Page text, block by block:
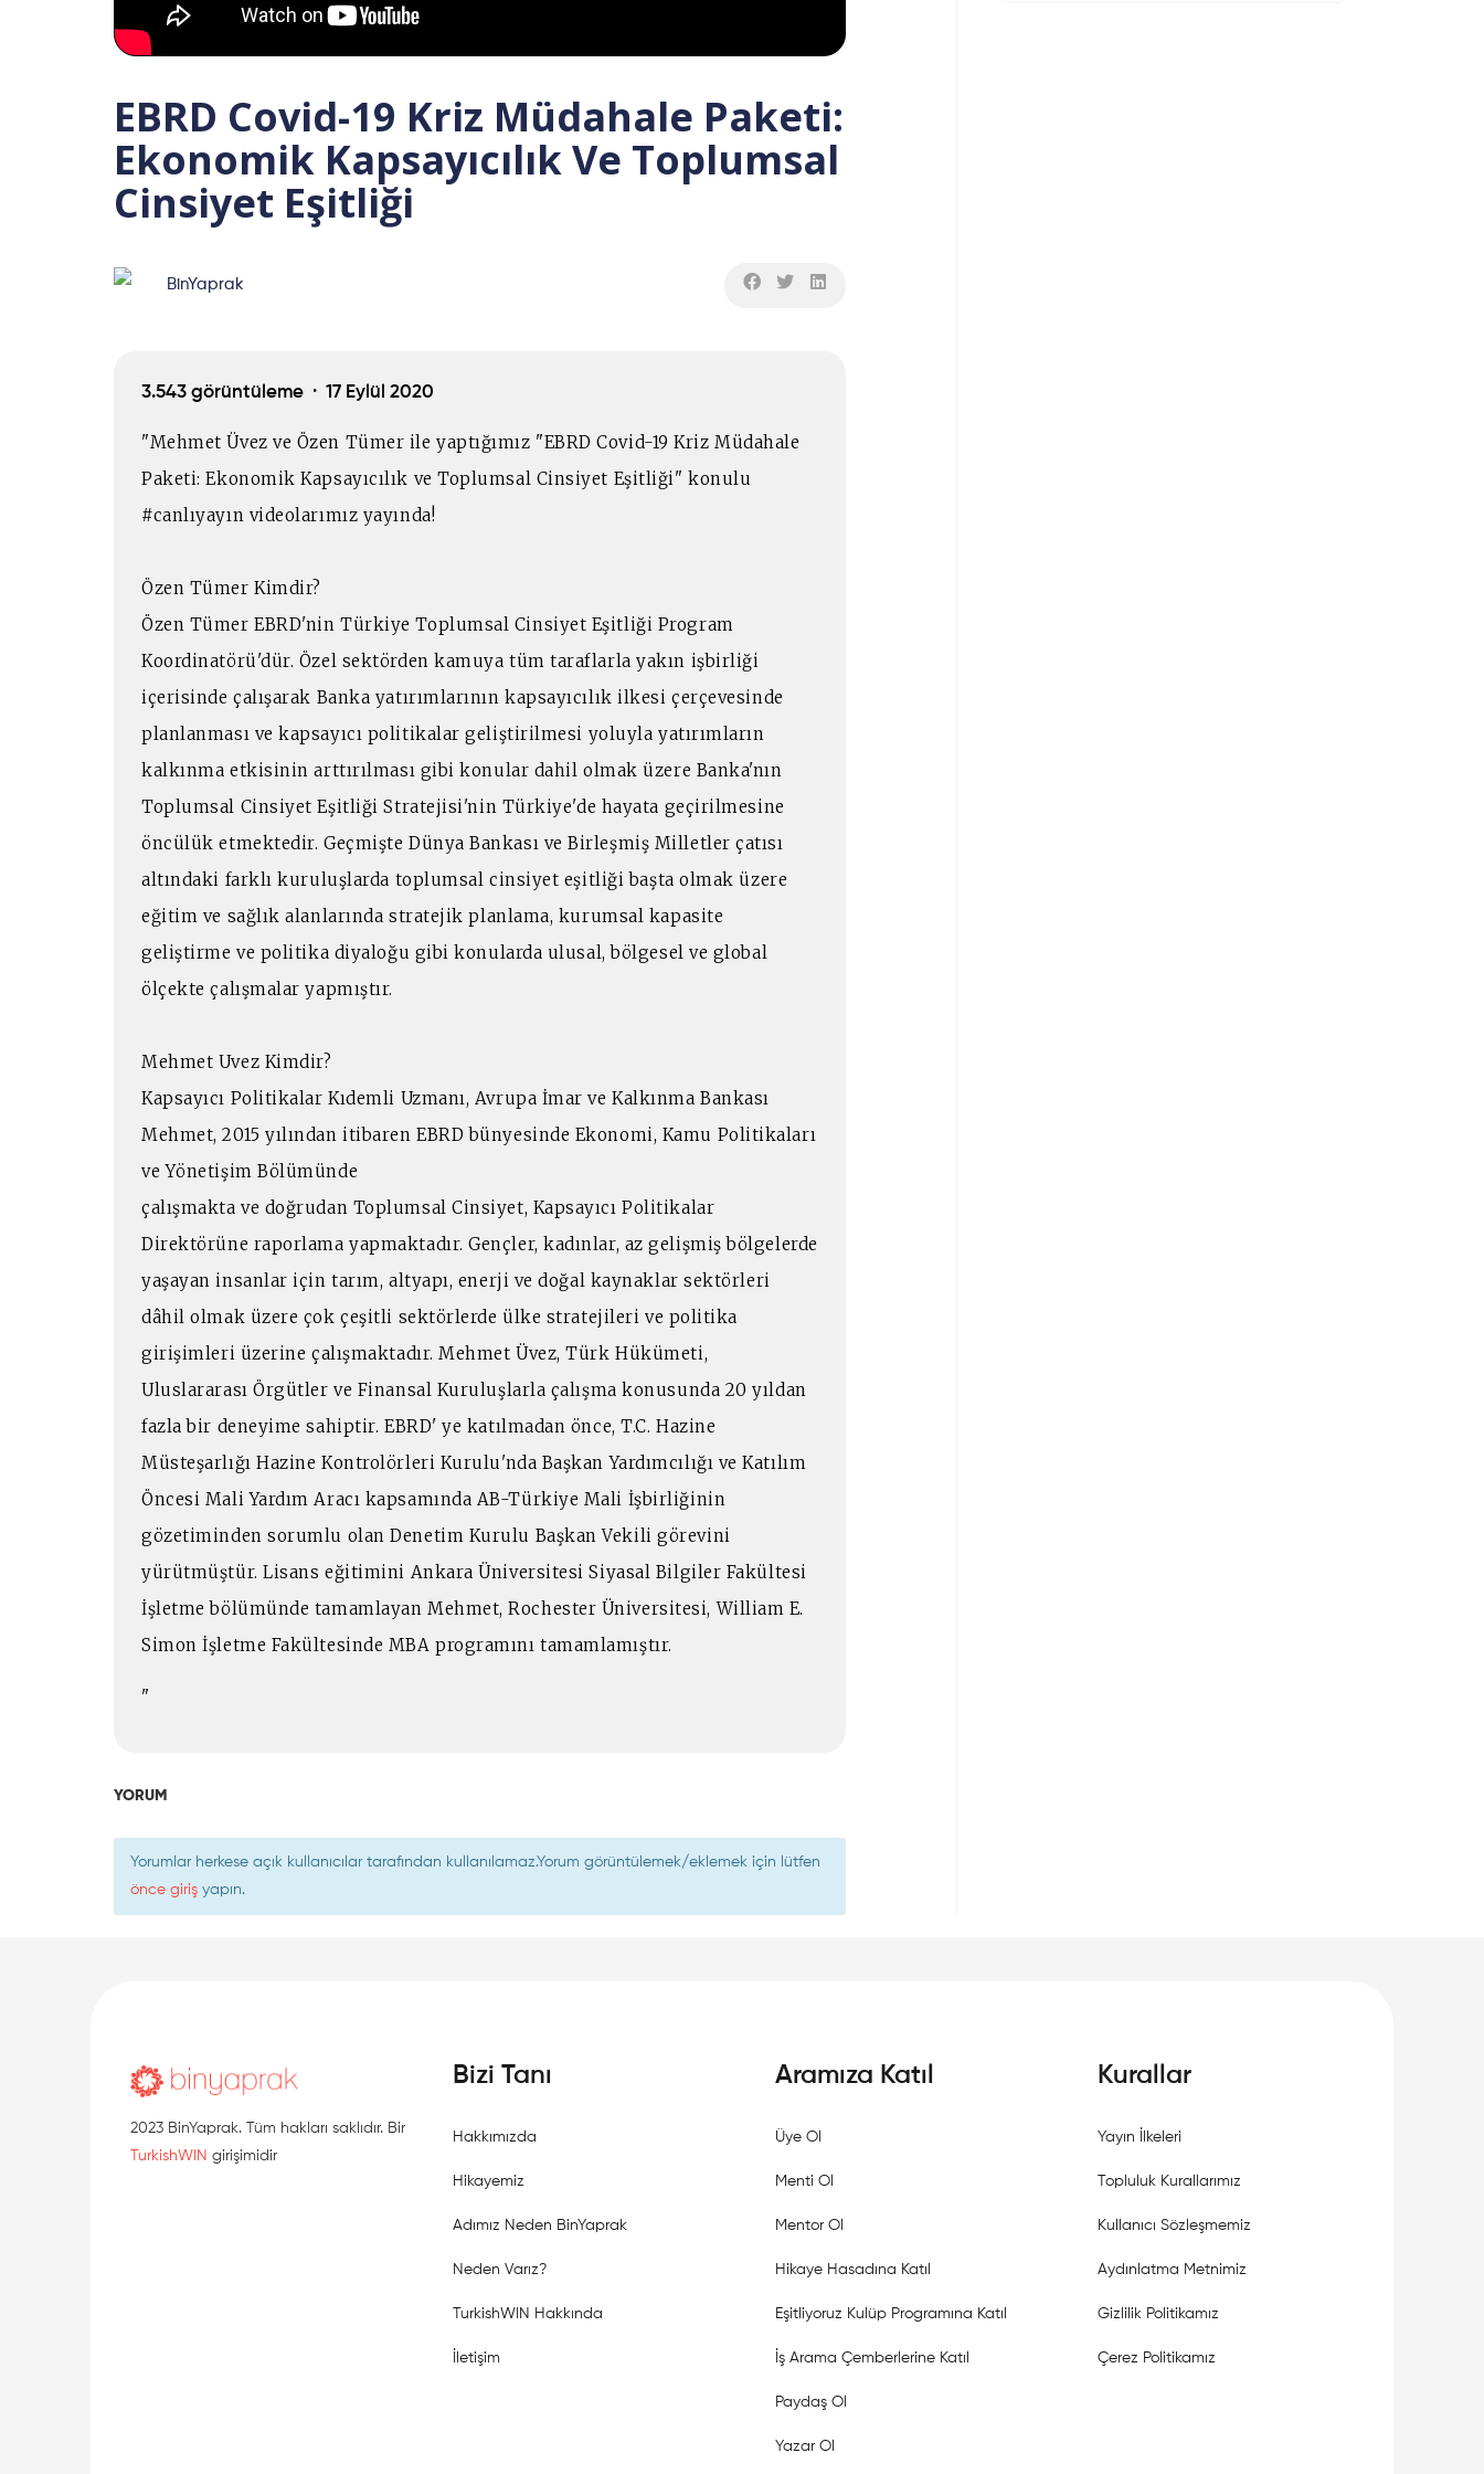
EBRD Covid-19 Kriz Müdahale Paketi:
Ekonomik Kapsayıcılık Ve Toplumsal
Cinsiyet Eşitliği
BinYaprak
3.543 görüntüleme · 17 Eylül 2020
"Mehmet Üvez ve Özen Tümer ile yaptığımız "EBRD Covid-19 Kriz Müdahale
Paketi: Ekonomik Kapsayıcılık ve Toplumsal Cinsiyet Eşitliği" konulu
#canlıyayın videolarımız yayında!
Özen Tümer Kimdir?
Özen Tümer EBRD'nin Türkiye Toplumsal Cinsiyet Eşitliği Program
Koordinatörü'dür. Özel sektörden kamuya tüm taraflarla yakın işbirliği
içerisinde çalışarak Banka yatırımlarının kapsayıcılık ilkesi çerçevesinde
planlanması ve kapsayıcı politikalar geliştirilmesi yoluyla yatırımların
kalkınma etkisinin arttırılması gibi konular dahil olmak üzere Banka'nın
Toplumsal Cinsiyet Eşitliği Stratejisi'nin Türkiye'de hayata geçirilmesine
öncülük etmektedir. Geçmişte Dünya Bankası ve Birleşmiş Milletler çatısı
altındaki farklı kuruluşlarda toplumsal cinsiyet eşitliği başta olmak üzere
eğitim ve sağlık alanlarında stratejik planlama, kurumsal kapasite
geliştirme ve politika diyaloğu gibi konularda ulusal, bölgesel ve global
ölçekte çalışmalar yapmıştır.
Mehmet Uvez Kimdir?
Kapsayıcı Politikalar Kıdemli Uzmanı, Avrupa İmar ve Kalkınma Bankası
Mehmet, 2015 yılından itibaren EBRD bünyesinde Ekonomi, Kamu Politikaları
ve Yönetişim Bölümünde
çalışmakta ve doğrudan Toplumsal Cinsiyet, Kapsayıcı Politikalar
Direktörüne raporlama yapmaktadır. Gençler, kadınlar, az gelişmiş bölgelerde
yaşayan insanlar için tarım, altyapı, enerji ve doğal kaynaklar sektörleri
dâhil olmak üzere çok çeşitli sektörlerde ülke stratejileri ve politika
girişimleri üzerine çalışmaktadır. Mehmet Üvez, Türk Hükümeti,
Uluslararası Örgütler ve Finansal Kuruluşlarla çalışma konusunda 20 yıldan
fazla bir deneyime sahiptir. EBRD' ye katılmadan önce, T.C. Hazine
Müsteşarlığı Hazine Kontrolörleri Kurulu'nda Başkan Yardımcılığı ve Katılım
Öncesi Mali Yardım Aracı kapsamında AB-Türkiye Mali İşbirliğinin
gözetiminden sorumlu olan Denetim Kurulu Başkan Vekili görevini
yürütmüştür. Lisans eğitimini Ankara Üniversitesi Siyasal Bilgiler Fakültesi
İşletme bölümünde tamamlayan Mehmet, Rochester Üniversitesi, William E.
Simon İşletme Fakültesinde MBA programını tamamlamıştır.
"
YORUM
Yorumlar herkese açık kullanıcılar tarafından kullanılamaz.Yorum görüntülemek/eklemek için lütfen
önce giriş yapın.
2023 BinYaprak. Tüm hakları saklıdır. Bir
TurkishWIN girişimidir
Bizi Tanı
Hakkımızda
Hikayemiz
Adımız Neden BinYaprak
Neden Varız?
TurkishWIN Hakkında
İletişim
Aramıza Katıl
Üye Ol
Menti Ol
Mentor Ol
Hikaye Hasadına Katıl
Eşitliyoruz Kulüp Programına Katıl
İş Arama Çemberlerine Katıl
Paydaş Ol
Yazar Ol
Kurallar
Yayın İlkeleri
Topluluk Kurallarımız
Kullanıcı Sözleşmemiz
Aydınlatma Metnimiz
Gizlilik Politikamız
Çerez Politikamız